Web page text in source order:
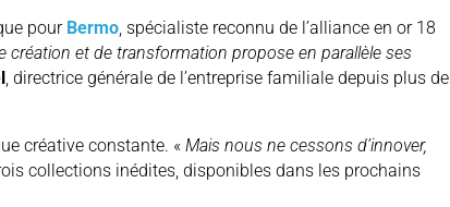
pour Bermo , spécialiste reconnu de l’alliance en or 18
création et de transformation propose en parallèle ses
, directrice générale de l’entreprise familiale depuis plus de
créative constante. «Mais nous ne cessons d’innover,
collections inédites, disponibles dans les prochains